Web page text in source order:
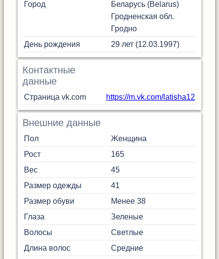
Город
Беларусь (Belarus)
Гродненская обл.
Гродно
День рождения
29 лет (12.03.1997)
Контактные
данные
Страница vk.com https://m.vk.com/latisha12
Внешние данные
Пол
Женщина
Рост
165
Вес
45
Размер одежды
41
Размер обуви
Менее 38
Глаза
Зеленые
Волосы
Светлые
Длина волос
Средние